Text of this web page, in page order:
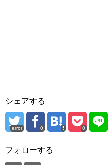
シェアする
error 0 0
フォローする